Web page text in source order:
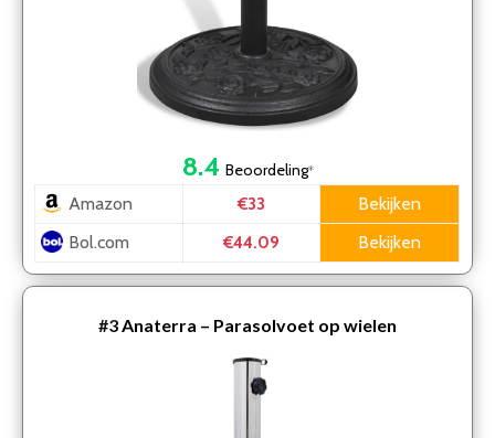
8.4 Beoordeling*
Amazon €33
Bekijken
Bol.com
€44.09 Bekijken
#3Anaterra – Parasolvoet op wielen